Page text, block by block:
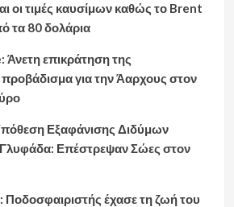
οι τιμές καυσίμων καθώς το Brent
τα 80 δολάρια
Άνετη επικράτηση της
για την Άαρχους στον
Εξαφάνισης Διδύμων
Επέστρεψαν Σώες στον
Ποδοσφαιριστής έχασε τη ζωή του